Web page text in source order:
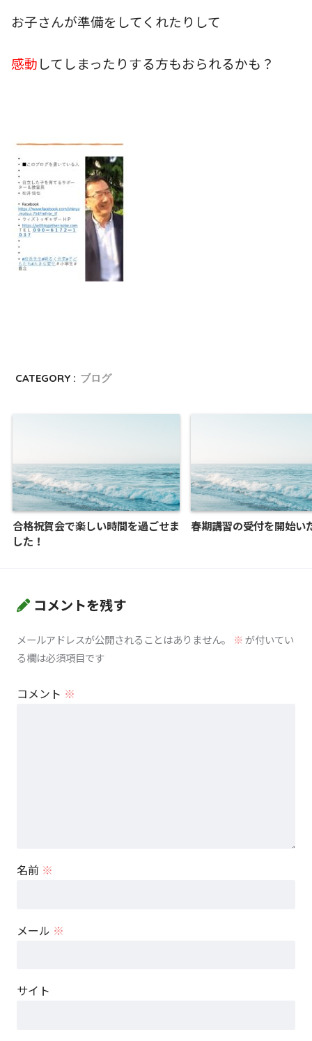
お子さんが準備をしてくれたりして
感動してしまったりする方もおられるかも？
CATEGORY : ブログ
合格祝賀会で楽しい時間を過ごせま
した！
春期講習の受付を開始い
コメントを残す
メールアドレスが公開されることはありません。 ※が付いてい
る欄は必須項目です
コメント ※
名前 ※
メール ※
サイト